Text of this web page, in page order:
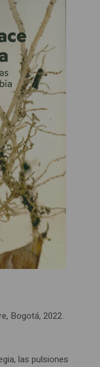
Bogotá, 2022.
las pulsiones